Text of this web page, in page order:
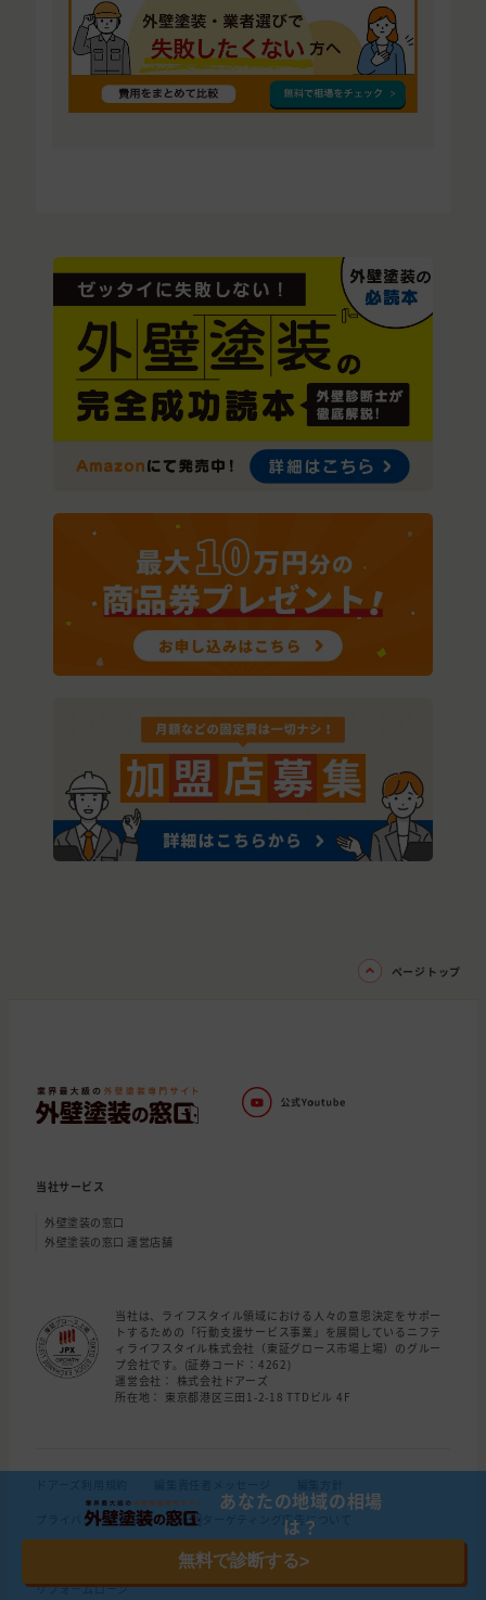
ページトップ
当社サービス
外壁塗装の窓口
外壁塗装の窓口 運営店舗
当社は、ライフスタイル領域における人々の意思決定をサポー
トするための「行動支援サービス事業」を展開しているニフテ
ィライフスタイル株式会社（東証グロース市場上場）のグルー
プ会社です。(証券コード：4262)
運営会社： 株式会社ドアーズ
所在地： 東京都港区三田1-2-18 TTDビル 4F
プライバシーポリシー 行動ターゲティング広告について
運営会社 お問い合わせ
リフォームローン
あなたの地域の相場
は？
無料で診断する>